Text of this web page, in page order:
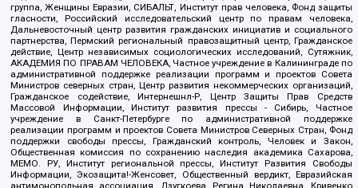
группа, Женщины Евразии, СИБАЛЬТ, Институт прав человека, Фонд защиты
гласности, Российский исследовательский центр по правам человека,
Дальневосточный центр развития гражданских инициатив и социального
партнерства, Пермский региональный правозащитный центр, Гражданское
действие, Центр независимых социологических исследований, Сутяжник,
АКАДЕМИЯ ПО ПРАВАМ ЧЕЛОВЕКА, Частное учреждение в Калининграде по
административной поддержке реализации программ и проектов Совета
Министров северных стран, Центр развития некоммерческих организаций,
Гражданское содействие, Интернешнл-Р, Центр Защиты Прав Средств
Массовой Информации, Институт развития прессы - Сибирь, Частное
учреждение в Санкт-Петербурге по административной поддержке
реализации программ и проектов Совета Министров Северных Стран, Фонд
поддержки свободы прессы, Гражданский контроль, Человек и Закон,
Общественная комиссия по сохранению наследия академика Сахарова,
МЕМО. РУ, Институт региональной прессы, Институт Развития Свободы
Информации, Экозащита!-Женсовет, Общественный вердикт, Евразийская